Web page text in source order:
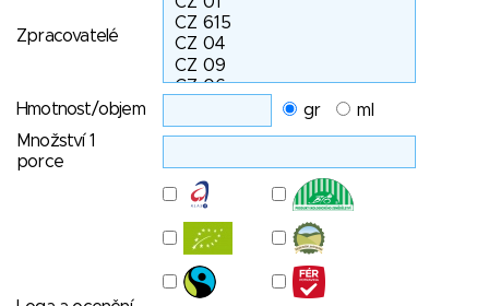
Zpracovatelé
Hmotnost/objem gr
ml
Množství 1
porce